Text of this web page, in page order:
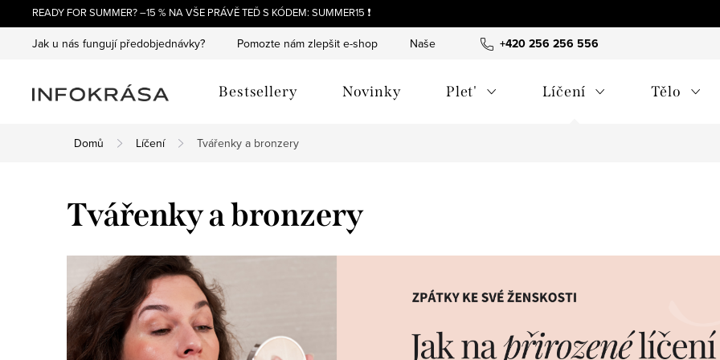
na
obsah
READY FOR SUMMER? –15 % NA VŠE PRÁVĚ TEĎ S KÓDEM: SUMMER15 ❗
+420 256 256 556
Jak u nás fungují předobjednávky? Pomozte nám zlepšit e-shop Naše tipy a příběhy O nás
Bestsellery Novinky Plet' Líčení Tělo
Domů Líčení Tvářenky a bronzery
Tvářenky a bronzery